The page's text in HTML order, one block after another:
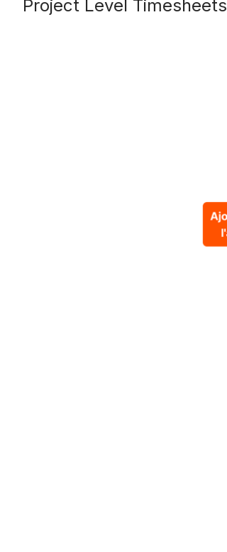
Project Level Timesheets